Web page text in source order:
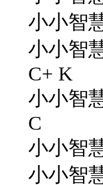
小小智
小小智
C+ K
小小智
C
小小智
小小智